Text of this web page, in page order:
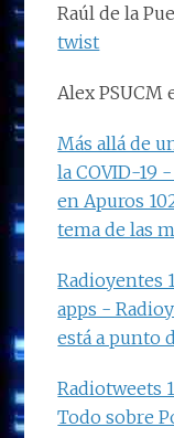
Raúl de la
twist
Alex PSUCM
Más allá de
la COVID-19
en Apuros
tema de las
Radioyentes
apps -
está a punto
Radiotweets
Todo sobre